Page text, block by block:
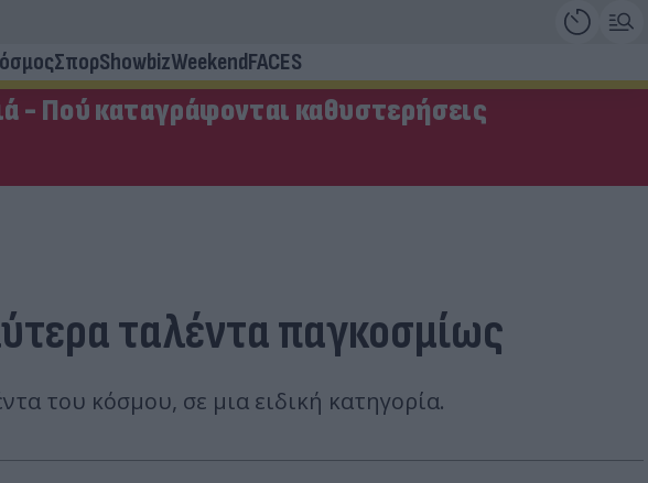
ΣπορShowbizWeekendFACES
- Πού καταγράφονται καθυστερήσεις
ταλέντα παγκοσμίως
του κόσμου, σε μια ειδική κατηγορία.